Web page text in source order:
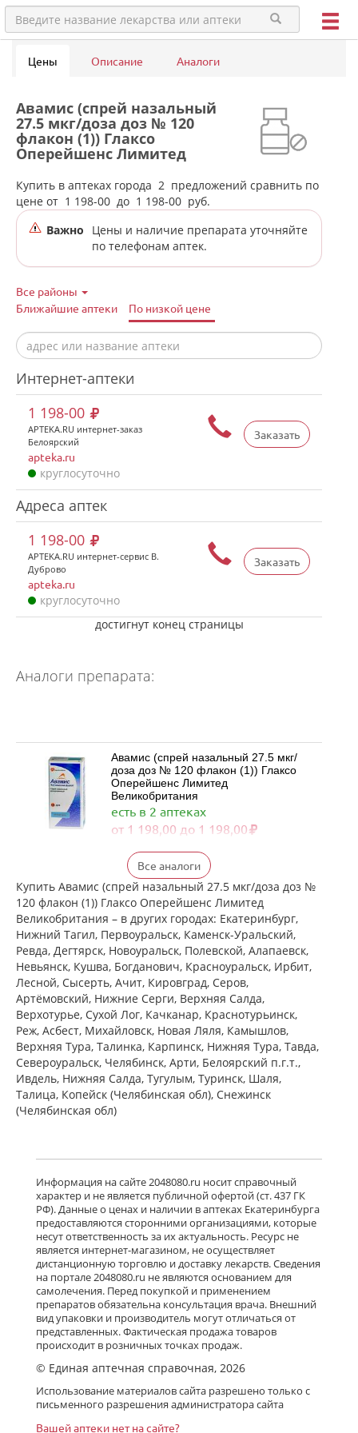
Цены Описание Аналоги
Авамис (спрей назальный
27.5 мкг/доза доз № 120
флакон (1)) Глаксо
Оперейшенс Лимитед
Великобритания в аптеках
города Белоярского п.г.т.
Купить в аптеках города 2 предложений сравнить по
цене от 1 198-00 до 1 198-00 руб.
Важно
Цены и наличие препарата уточняйте
по телефонам аптек.
Все районы
Ближайшие аптеки
По низкой цене
Интернет-аптеки
Заказать
1 198-00
APTEKA.RU интернет-заказ
Белоярский
apteka.ru
круглосуточно
Адреса аптек
Заказать
1 198-00
APTEKA.RU интернет-сервис В.
Дуброво
apteka.ru
круглосуточно
достигнут конец страницы
Аналоги препарата:
Авамис (спрей назальный 27.5 мкг/
доза доз № 120 флакон (1)) Глаксо
Оперейшенс Лимитед
Великобритания
есть в 2 аптеках
от 1 198,00 до 1 198,00
Флерзини (спрей назальный
дозированный 27.5 мкг/доза доз №
120 фл. (1)) Фармстандарт-
Лексредства ОАО г. Курск Россия
есть в 2 аптеках
от 872,00 до 872,00
достигнут конец страницы
Все аналоги
Купить Авамис (спрей назальный 27.5 мкг/доза доз №
120 флакон (1)) Глаксо Оперейшенс Лимитед
Великобритания – в других городах: Екатеринбург,
Нижний Тагил, Первоуральск, Каменск-Уральский,
Ревда, Дегтярск, Новоуральск, Полевской, Алапаевск,
Невьянск, Кушва, Богданович, Красноуральск, Ирбит,
Лесной, Сысерть, Ачит, Кировград, Серов,
Артёмовский, Нижние Cерги, Верхняя Салда,
Верхотурье, Сухой Лог, Качканар, Краснотурьинск,
Реж, Асбест, Михайловск, Новая Ляля, Камышлов,
Верхняя Тура, Талинка, Карпинск, Нижняя Тура, Тавда,
Североуральск, Челябинск, Арти, Белоярский п.г.т.,
Ивдель, Нижняя Салда, Тугулым, Туринск, Шаля,
Талица, Копейск (Челябинская обл), Снежинск
(Челябинская обл)
Информация на сайте 2048080.ru носит справочный
характер и не является публичной офертой (ст. 437 ГК
РФ). Данные о ценах и наличии в аптеках Екатеринбурга
предоставляются сторонними организациями, которые
несут ответственность за их актуальность. Ресурс не
является интернет-магазином, не осуществляет
дистанционную торговлю и доставку лекарств. Сведения
на портале 2048080.ru не являются основанием для
самолечения. Перед покупкой и применением
препаратов обязательна консультация врача. Внешний
вид упаковки и производитель могут отличаться от
представленных. Фактическая продажа товаров
происходит в розничных точках продаж.
© Единая аптечная справочная, 2026
Использование материалов сайта разрешено только с
письменного разрешения администратора сайта
Вашей аптеки нет на сайте?